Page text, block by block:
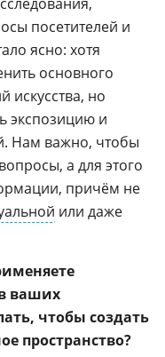
посетителей и
ясно: хотя
основного
искусства, но
экспозицию и
Нам важно, чтобы
а для этого
причём не
или даже
ваших
чтобы создать
пространство?